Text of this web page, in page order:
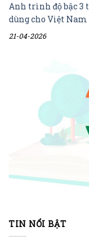
Anh trình độ bậc 3
dùng cho Việt Nam
21-04-2026
TIN NỔI BẬT